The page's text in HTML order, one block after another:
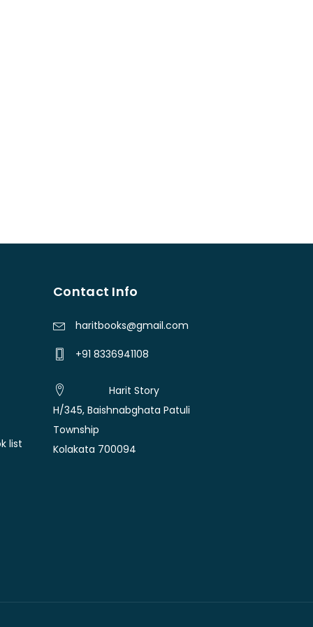
list
Contact Info
haritbooks@gmail.com
+91 8336941108
Harit Story
H/345, Baishnabghata Patuli
Township
Kolakata 700094